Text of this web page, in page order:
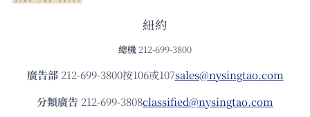
紐約
總機 212-699-3800
廣告部212-699-3800按106或107sales@nysingtao.com
分類廣告 212-699-3808classified@nysingtao.com